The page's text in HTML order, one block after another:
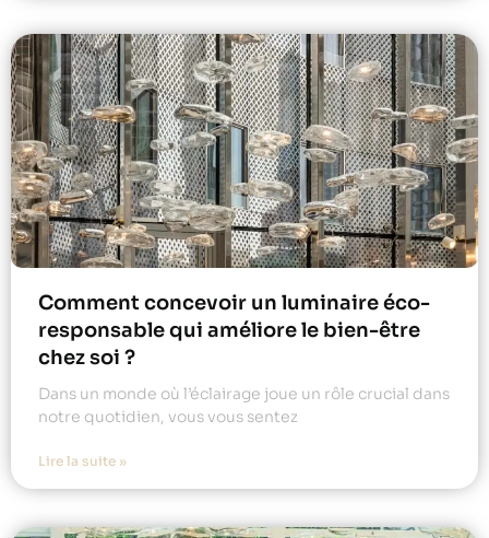
Comment concevoir un luminaire éco-
responsable qui améliore le bien-être
chez soi ?
Dans un monde où l’éclairage joue un rôle crucial dans
notre quotidien, vous vous sentez
Lire la suite »